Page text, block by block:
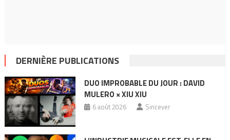
DERNIÈRE PUBLICATIONS
DUO IMPROBABLE DU JOUR : DAVID
MULERO × XIU XIU
6 août 2026 Sincever